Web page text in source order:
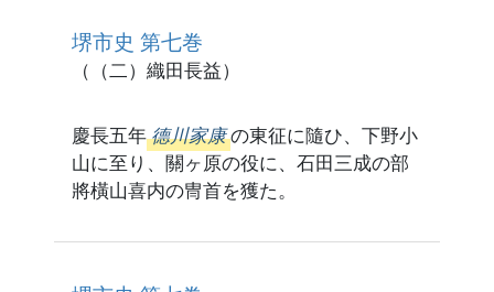
堺市史 第七巻
（（二）織田長益）
慶長五年 德川家康 の東征に隨ひ、下野小
山に至り、關ヶ原の役に、石田三成の部
將橫山喜内の冑首を獲た。